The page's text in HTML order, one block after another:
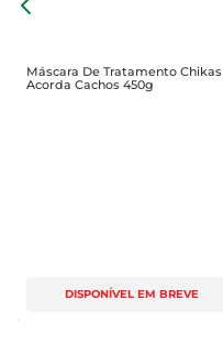
Máscara De Tratamento Chikas
Acorda Cachos 450g
DISPONÍVEL EM BREVE